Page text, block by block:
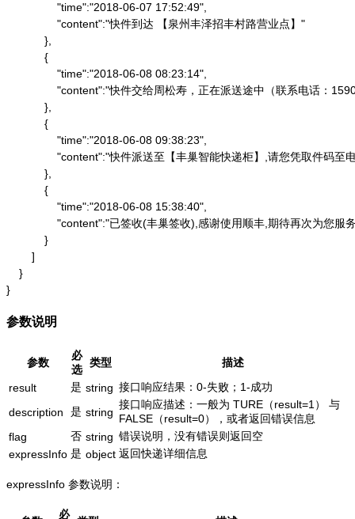
                "time":"2018-06-07 17:52:49",
                "content":"快件到达 【泉州丰泽招丰村路营业点】"
            },
            {
                "time":"2018-06-08 08:23:14",
"content":"快件交给周松寿，正在派送途中（联系电话：
            },
            {
                "time":"2018-06-08 09:38:23",
"content":"快件派送至【丰巢智能快递柜】,请您凭取件
            },
            {
                "time":"2018-06-08 15:38:40",
"content":"已签收(丰巢签收),感谢使用顺丰,期待再次为您服
            }
        ]
    }
}
参数说明
参数
必
选
类型
描述
result
是 string 接口响应结果：0-失败；1-成功
description
是 string
接口响应描述：一般为 TURE（result=1） 与
FALSE（result=0），或者返回错误信息
flag
否 string 错误说明，没有错误则返回空
expressInfo 是 object 返回快递详细信息
expressInfo 参数说明：
必